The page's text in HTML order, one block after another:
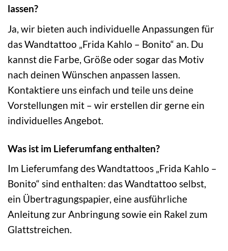
lassen?
Ja, wir bieten auch individuelle Anpassungen für
das Wandtattoo „Frida Kahlo – Bonito“ an. Du
kannst die Farbe, Größe oder sogar das Motiv
nach deinen Wünschen anpassen lassen.
Kontaktiere uns einfach und teile uns deine
Vorstellungen mit – wir erstellen dir gerne ein
individuelles Angebot.
Was ist im Lieferumfang enthalten?
Im Lieferumfang des Wandtattoos „Frida Kahlo –
Bonito“ sind enthalten: das Wandtattoo selbst,
ein Übertragungspapier, eine ausführliche
Anleitung zur Anbringung sowie ein Rakel zum
Glattstreichen.